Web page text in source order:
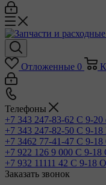
Отложенные 0
Телефоны
+7 343 247-83-62 С 9-20
+7 343 247-82-50 С 9-18
+7 3462 77-41-47 С 9-18
+7 922 126 9 000 С 9-18
+7 932 11111 42 С 9-18
Заказать звонок